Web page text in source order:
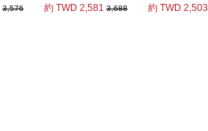
3,576 約 TWD 2,581 3,688 約 TWD 2,503